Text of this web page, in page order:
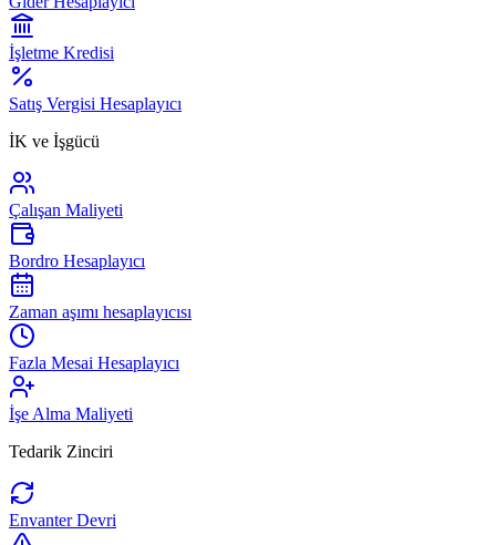
İşletme Kredisi
Satış Vergisi Hesaplayıcı
İK ve İşgücü
Çalışan Maliyeti
Bordro Hesaplayıcı
Zaman aşımı hesaplayıcısı
Fazla Mesai Hesaplayıcı
İşe Alma Maliyeti
Tedarik Zinciri
Envanter Devri